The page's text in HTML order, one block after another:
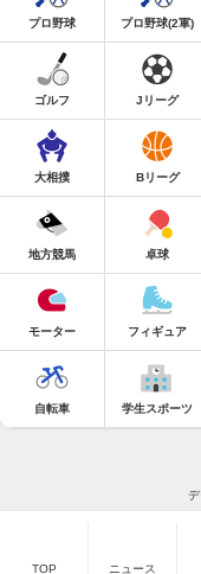
プロ野球 プロ野球(2軍)
ゴルフ Jリーグ
大相撲 Bリーグ
地方競馬 卓球
モーター フィギュア
自転車 学生スポーツ
TOP ニュース